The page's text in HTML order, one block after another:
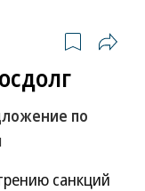
по
санкций